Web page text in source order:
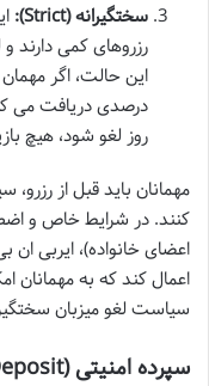
سختگیرانه (Strict):
رزروهای کمی دارند و
روز لغو شود، هیچ
مهمانان باید قبل از
کنند. در شرایط خاص و
اعضای خانواده)، ایربی
اعمال کند که به مهمانان
سیاست لغو میزبان
سپرده امنیتی (Security Deposit)